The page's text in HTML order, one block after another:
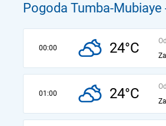
Pogoda Tumba-
00:00 24°C
01:00 24°C